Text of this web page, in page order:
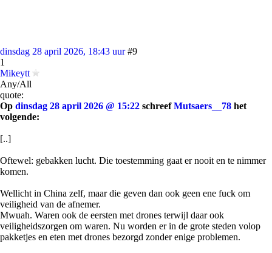
dinsdag 28 april 2026, 18:43 uur #9
1
Mikeytt
Any/All
quote:
Op dinsdag 28 april 2026 @ 15:22 schreefMutsaers__78 het
volgende:
[..]
Oftewel: gebakken lucht. Die toestemming gaat er nooit en te nimmer
komen.
Wellicht in China zelf, maar die geven dan ook geen ene fuck om
veiligheid van de afnemer.
Mwuah. Waren ook de eersten met drones terwijl daar ook
veiligheidszorgen om waren. Nu worden er in de grote steden volop
pakketjes en eten met drones bezorgd zonder enige problemen.